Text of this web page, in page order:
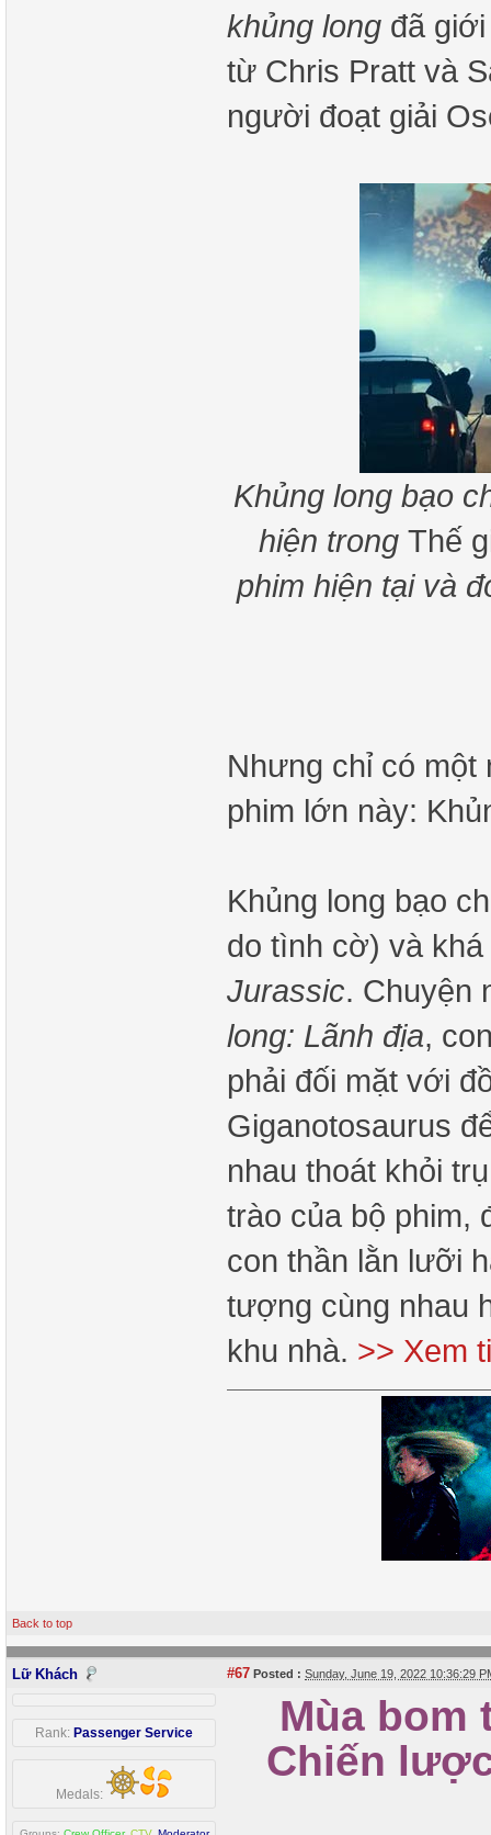
khủng long đã
từ Chris Pratt và
người đoạt giải
Khủng long bạo
hiện trong Thế
phim hiện tại và
Nhưng chỉ có
phim lớn này:
Khủng long bạo
do tình cờ) và
Jurassic. Chuyện
long: Lãnh địa,
phải đối mặt với
Giganotosaurus
nhau thoát khỏi
trào của bộ phim,
con thần lằn lưỡi
tượng cùng nhau
khu nhà. >> Xem
Back to top
Lữ Khách #67 Posted : Sunday, June 19, 2022 10:36:29
Rank: Passenger Service
Medals:
Mùa bom
Chiến